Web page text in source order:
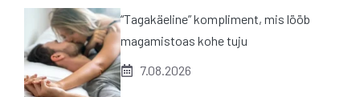
“Tagakäeline” kompliment, mis lööb
magamistoas kohe tuju
7.08.2026